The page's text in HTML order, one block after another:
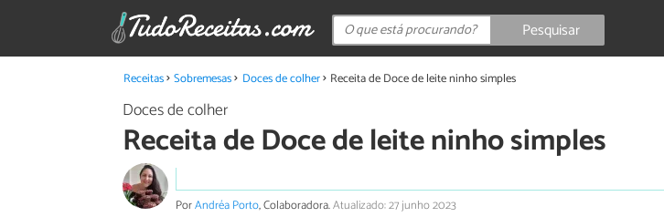
Pesquisar
Receitas Sobremesas Doces de colher Receita de Doce de leite ninho simples
Doces de colher
Receita de Doce de leite ninho simples
PorAndréa Porto, Colaboradora.Atualizado: 27 junho 2023